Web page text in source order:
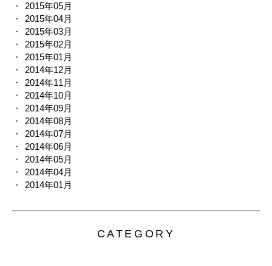
2015年05月
2015年04月
2015年03月
2015年02月
2015年01月
2014年12月
2014年11月
2014年10月
2014年09月
2014年08月
2014年07月
2014年06月
2014年05月
2014年04月
2014年01月
CATEGORY